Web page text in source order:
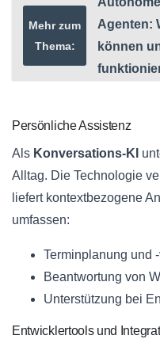
Mehr zum
Thema:
Agenten:
können
Persönliche Assistenz
Als Konversations-KI
Alltag. Die Technologie
liefert kontextbezogene
umfassen:
Terminplanung und
Beantwortung von
Unterstützung bei
Entwicklertools und